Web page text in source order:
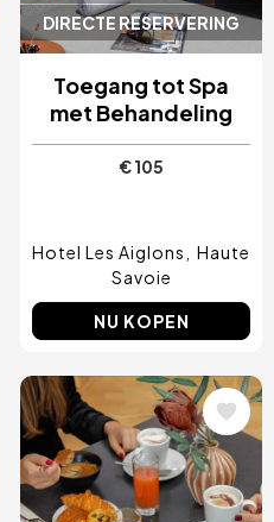
DIRECTE RESERVERING
Toegang tot Spa
met Behandeling
€ 105
Hotel Les Aiglons
Haute
Savoie
NU KOPEN
Afbeelding